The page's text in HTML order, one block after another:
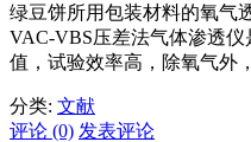
绿豆饼所用包装材料的氧气
VAC-VBS压差法气体渗透
值，试验效率高，除氧气外
分类: 文献
评论 (0) 发表评论